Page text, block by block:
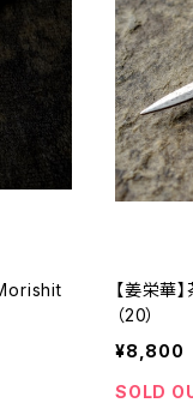
【姜栄華
（20）
¥8,800
SOLD